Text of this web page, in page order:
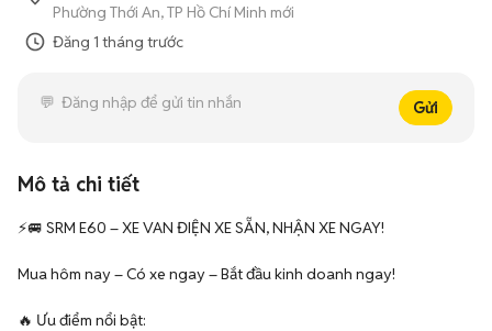
Phường Thới An, TP Hồ Chí Minh mới
Đăng 1 tháng trước
Gửi
Mô tả chi tiết
⚡🚐 SRM E60 – XE VAN ĐIỆN XE SẴN, NHẬN XE NGAY!
Mua hôm nay – Có xe ngay – Bắt đầu kinh doanh ngay!
🔥 Ưu điểm nổi bật: